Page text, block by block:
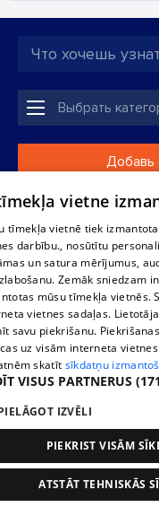
Добавь
Если твоего
Полное или
информации из баз
запрещено. Также
скачивание
материала,
только с согласия
Служба помощи
РазработаноSIA Helio
vietne
tīmekļa vietnē tiek
darbību., nosūtītu
un satura mērījumus,
Zemāk sniedzam
mūsu tīmekļa vietnēs.
vietnes sadaļas.
savu piekrišanu.
uz visām interneta
skatīt sīkdatņu
VISUS PARTNERUS
IZVĒLI
PIEKRIST VISĀM
ATSTĀT TEHNISKĀS